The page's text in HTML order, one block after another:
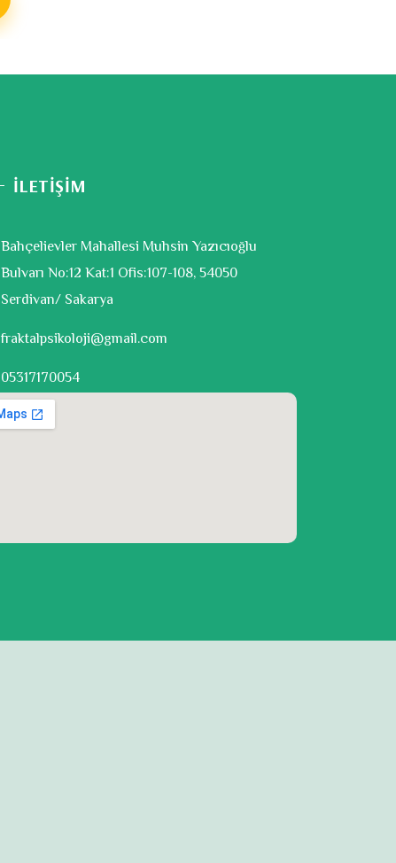
İLETİŞİM
Bahçelievler Mahallesi Muhsin Yazıcıoğlu
Bulvarı No:12 Kat:1 Ofis:107-108, 54050
Serdivan/ Sakarya
fraktalpsikoloji@gmail.com
05317170054